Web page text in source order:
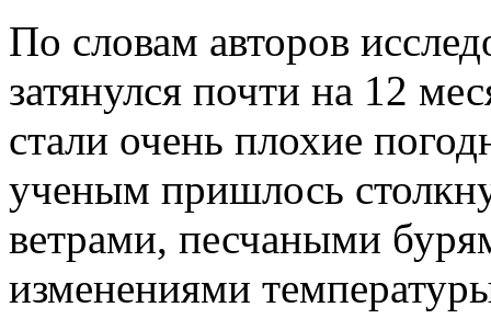
По словам авторов
затянулся почти на 12
стали очень плохие
ученым пришлось
ветрами, песчаными
изменениями